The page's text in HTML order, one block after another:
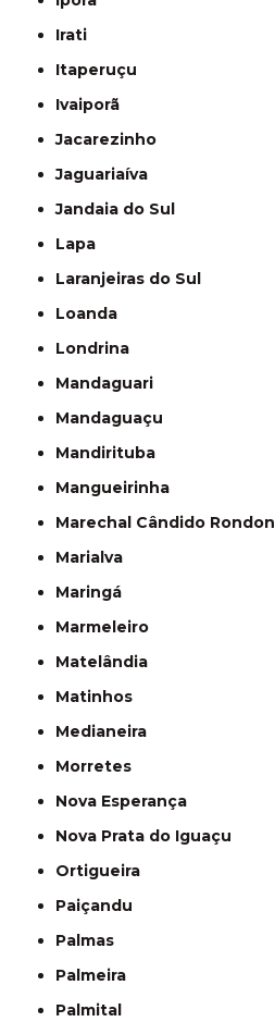
Irati
Itaperuçu
Ivaiporã
Jacarezinho
Jaguariaíva
Jandaia do Sul
Lapa
Laranjeiras do Sul
Loanda
Londrina
Mandaguari
Mandaguaçu
Mandirituba
Mangueirinha
Marechal Cândido Rondon
Marialva
Maringá
Marmeleiro
Matelândia
Matinhos
Medianeira
Morretes
Nova Esperança
Nova Prata do Iguaçu
Ortigueira
Paiçandu
Palmas
Palmeira
Palmital